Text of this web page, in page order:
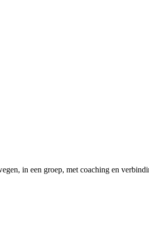
in een groep, met coaching en